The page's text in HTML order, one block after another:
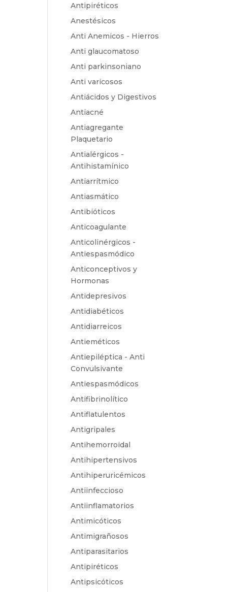
Antipiréticos
Anestésicos
Anti Anemicos - Hierros
Anti glaucomatoso
Anti parkinsoniano
Anti varicosos
Antiácidos y Digestivos
Antiacné
Antiagregante
Plaquetario
Antialérgicos -
Antihistamínico
Antiarrítmico
Antiasmático
Antibióticos
Anticoagulante
Anticolinérgicos -
Antiespasmódico
Anticonceptivos y
Hormonas
Antidepresivos
Antidiabéticos
Antidiarreicos
Antieméticos
Antiepiléptica - Anti
Convulsivante
Antiespasmódicos
Antifibrinolítico
Antiflatulentos
Antigripales
Antihemorroidal
Antihipertensivos
Antihiperuricémicos
Antiinfeccioso
Antiinflamatorios
Antimicóticos
Antimigrañosos
Antiparasitarios
Antipiréticos
Antipsicóticos